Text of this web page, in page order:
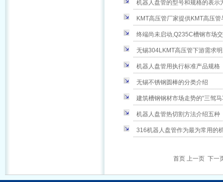
机器人盘管的型号和规格的表示
KMT高压管厂家提供KMT高压
终端尚未启动,Q235C槽钢市场
无锡304LKMT高压管下游需求
机器人盘管用执行标准产品规格
无锡不锈钢圆棒的分类介绍
建筑槽钢钢材市场走势的“三驾马
机器人盘管热切割方法介绍五种
316机器人盘管作为最为常用的
首页 上一页下一